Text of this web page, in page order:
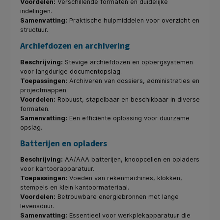
Voordelen: Verschillende formaten en duidelijke
indelingen.
Samenvatting: Praktische hulpmiddelen voor overzicht en
structuur.
Archiefdozen en archivering
Beschrijving: Stevige archiefdozen en opbergsystemen
voor langdurige documentopslag.
Toepassingen: Archiveren van dossiers, administraties en
projectmappen.
Voordelen: Robuust, stapelbaar en beschikbaar in diverse
formaten.
Samenvatting: Een efficiënte oplossing voor duurzame
opslag.
Batterijen en opladers
Beschrijving: AA/AAA batterijen, knoopcellen en opladers
voor kantoorapparatuur.
Toepassingen: Voeden van rekenmachines, klokken,
stempels en klein kantoormateriaal.
Voordelen: Betrouwbare energiebronnen met lange
levensduur.
Samenvatting: Essentieel voor werkplekapparatuur die